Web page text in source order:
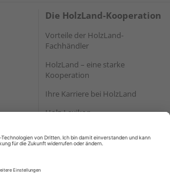
Die HolzLand-Kooperation
Vorteile der HolzLand-
Fachhändler
HolzLand – eine starke
Kooperation
Ihre Karriere bei HolzLand
Holz-Lexikon